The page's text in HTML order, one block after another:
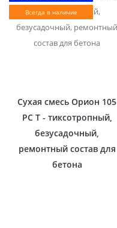
Всегда в наличие
Сухая смесь Орион 105
РС Т - тиксотропный,
безусадочный,
ремонтный состав для
бетона